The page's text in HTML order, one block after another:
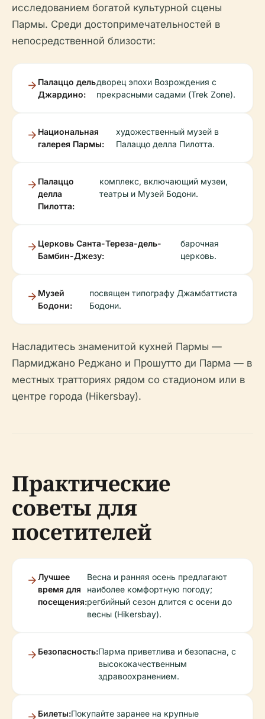
исследованием богатой культурной сцены
Пармы. Среди достопримечательностей в
непосредственной близости:
Палаццо дель
Джардино:
дворец эпохи Возрождения с
прекрасными садами (Trek Zone).
Национальная
галерея Пармы:
художественный музей в
Палаццо делла Пилотта.
Палаццо
делла
Пилотта:
комплекс, включающий музеи,
театры и Музей Бодони.
Церковь Санта-Тереза-дель-
Бамбин-Джезу:
барочная
церковь.
Музей
Бодони:
посвящен типографу Джамбаттиста
Бодони.
Насладитесь знаменитой кухней Пармы —
Пармиджано Реджано и Прошутто ди Парма — в
местных тратториях рядом со стадионом или в
центре города (Hikersbay).
Практические
советы для
посетителей
Лучшее
время для
посещения:
Весна и ранняя осень предлагают
наиболее комфортную погоду;
регбийный сезон длится с осени до
весны (Hikersbay).
Безопасность:Парма приветлива и безопасна, с
высококачественным
здравоохранением.
Билеты:Покупайте заранее на крупные